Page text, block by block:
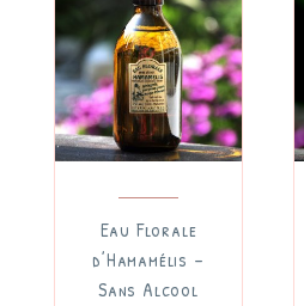
Eau Florale
d’Hamamélis –
Sans Alcool